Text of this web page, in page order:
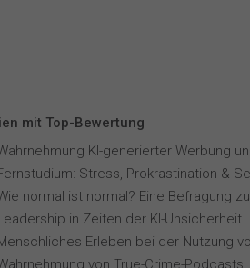
mit Top-Bewertung
in Zeiten der KI-Unsicherheit
von True-Crime-Podcasts